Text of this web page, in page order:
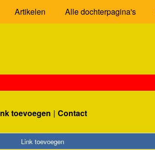
Artikelen Alle dochterpagina's
toevoegen Contact
Link toevoegen